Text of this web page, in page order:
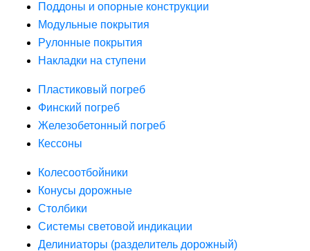
Поддоны и опорные конструкции
Модульные покрытия
Рулонные покрытия
Накладки на ступени
Пластиковый погреб
Финский погреб
Железобетонный погреб
Кессоны
Колесоотбойники
Конусы дорожные
Столбики
Системы световой индикации
Делиниаторы (разделитель дорожный)